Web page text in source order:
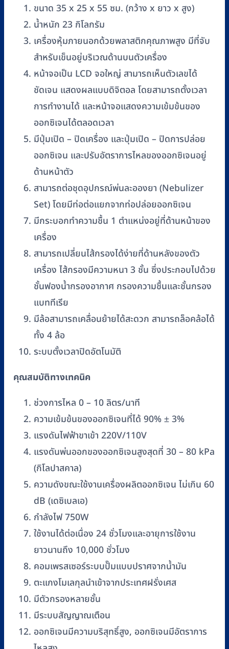
ขนาด 35 x 25 x 55 ซม. (กว้าง x ยาว x สูง)
น้ำหนัก 23 กิโลกรัม
เครื่องหุ้มภายนอกด้วยพลาสติกคุณภาพสูง มีที่จับ
สำหรับเข็นอยู่บริเวณด้านบนตัวเครื่อง
หน้าจอเป็น LCD จอใหญ่ สามารถเห็นตัวเลขได้
ชัดเจน แสดงผลแบบดิจิตอล โดยสามารถตั้งเวลา
การทำงานได้ และหน้าจอแสดงความเข้มข้นของ
ออกซิเจนได้ตลอดเวลา
มีปุ่มเปิด – ปิดเครื่อง และปุ่มเปิด – ปิดการปล่อย
ออกซิเจน และปรับอัตราการไหลของออกซิเจนอยู่
ด้านหน้าตัว
สามารถต่อชุดอุปกรณ์พ่นละอองยา (Nebulizer
Set) โดยมีท่อต่อแยกจากท่อปล่อยออกซิเจน
มีกระบอกทำความชื้น 1 ตำแหน่งอยู่ที่ด้านหน้าของ
เครื่อง
สามารถเปลี่ยนไส้กรองได้ง่ายที่ด้านหลังของตัว
เครื่อง ไส้กรองมีความหนา 3 ชั้น ซึ่งประกอบไปด้วย
ชั้นฟองน้ำกรองอากาศ กรองความชื้นและชั้นกรอง
แบททีเรีย
มีล้อสามารถเคลื่อนย้ายได้สะดวก สามารถล็อคล้อได้
ทั้ง 4 ล้อ
ระบบตั้งเวลาปิดอัตโนมัติ
คุณสมบัติทางเทคนิค
ช่วงการไหล 0 – 10 ลิตร/นาที
ความเข้มข้นของออกซิเจนที่ได้ 90% ± 3%
แรงดันไฟฟ้าขาเข้า 220V/110V
แรงดันพ่นออกของออกซิเจนสูงสุดที่ 30 – 80 kPa
(กิโลปาสคาล)
ความดังขณะใช้งานเครื่องผลิตออกซิเจน ไม่เกิน 60
dB (เดซิเบลเอ)
กำลังไฟ 750W
ใช้งานได้ต่อเนื่อง 24 ชั่วโมงและอายุการใช้งาน
ยาวนานถึง 10,000 ชั่วโมง
คอมเพรสเซอร์ระบบปั๊มแบบปราศจากน้ำมัน
ตะแกงโมเลกุลนำเข้าจากประเทศฝรั่งเศส
มีตัวกรองหลายชั้น
มีระบบสัญญาณเตือน
ออกซิเจนมีความบริสุทธิ์สูง, ออกซิเจนมีอัตราการ